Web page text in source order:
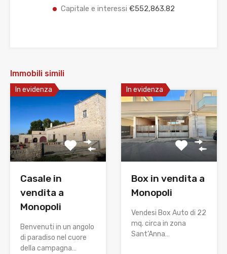
Capitale e interessi €552,863.82
Immobili simili
In evidenza
Casale in
vendita a
Monopoli
Benvenuti in un angolo
di paradiso nel cuore
della campagna…
In evidenza
Box in vendita a
Monopoli
Vendesi Box Auto di 22
mq. circa in zona
Sant’Anna…